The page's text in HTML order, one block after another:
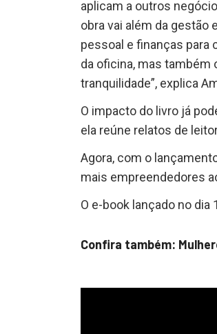
aplicam a outros
obra vai além da gestão
pessoal e finanças para
da oficina, mas também
tranquilidade”, explica
O impacto do livro já
ela reúne relatos de
Agora, com o
mais empreendedores
O e-book lançado no dia
Confira também: